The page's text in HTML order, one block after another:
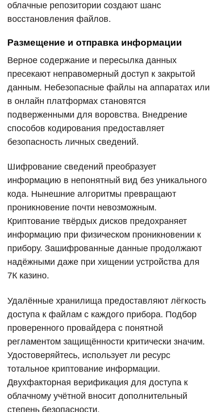
облачные репозитории создают шанс
восстановления файлов.
Размещение и отправка информации
Верное содержание и пересылка данных
пресекают неправомерный доступ к закрытой
данным. Небезопасные файлы на аппаратах или
в онлайн платформах становятся
подверженными для воровства. Внедрение
способов кодирования предоставляет
безопасность личных сведений.
Шифрование сведений преобразует
информацию в непонятный вид без уникального
кода. Нынешние алгоритмы превращают
проникновение почти невозможным.
Криптование твёрдых дисков предохраняет
информацию при физическом проникновении к
прибору. Зашифрованные данные продолжают
надёжными даже при хищении устройства для
7К казино.
Удалённые хранилища предоставляют лёгкость
доступа к файлам с каждого прибора. Подбор
проверенного провайдера с понятной
регламентом защищённости критически значим.
Удостоверяйтесь, использует ли ресурс
тотальное криптование информации.
Двухфакторная верификация для доступа к
облачному учётной вносит дополнительный
степень безопасности.